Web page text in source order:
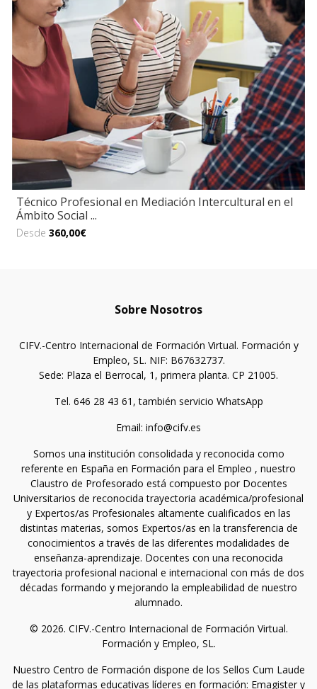
Técnico Profesional en Mediación Intercultural en el
Ámbito Social ...
Desde 360,00€
Sobre Nosotros
CIFV.-Centro Internacional de Formación Virtual. Formación y
Empleo, SL. NIF: B67632737.
Sede: Plaza el Berrocal, 1, primera planta. CP 21005.
Tel. 646 28 43 61, también servicio WhatsApp
Email: info@cifv.es
Somos una institución consolidada y reconocida como
referente en España en Formación para el Empleo , nuestro
Claustro de Profesorado está compuesto por Docentes
Universitarios de reconocida trayectoria académica/profesional
y Expertos/as Profesionales altamente cualificados en las
distintas materias, somos Expertos/as en la transferencia de
conocimientos a través de las diferentes modalidades de
enseñanza-aprendizaje. Docentes con una reconocida
trayectoria profesional nacional e internacional con más de dos
décadas formando y mejorando la empleabilidad de nuestro
alumnado.
© 2026. CIFV.-Centro Internacional de Formación Virtual.
Formación y Empleo, SL.
Nuestro Centro de Formación dispone de los Sellos Cum Laude
de las plataformas educativas líderes en formación: Emagister y